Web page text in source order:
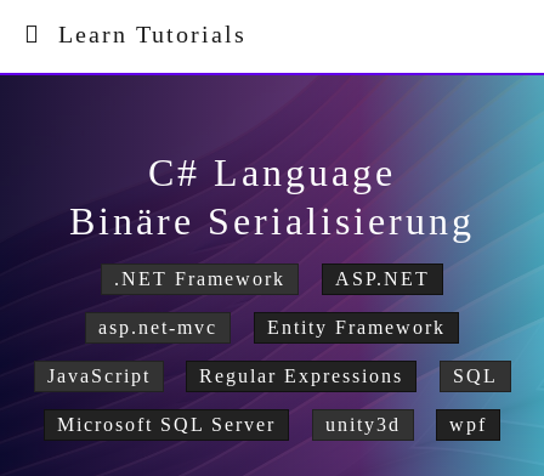
Learn Tutorials
C# Language
Binäre Serialisierung
.NET Framework ASP.NET
asp.net-mvc Entity Framework
JavaScript Regular Expressions SQL
Microsoft SQL Server unity3d wpf